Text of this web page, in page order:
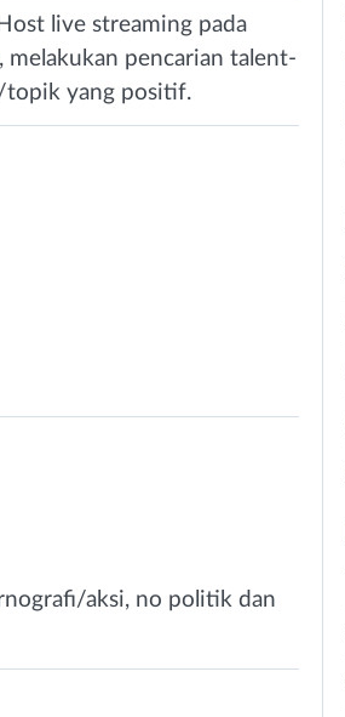
live streaming pada
melakukan pencarian talent-
topik yang positif.
aksi, no politik dan